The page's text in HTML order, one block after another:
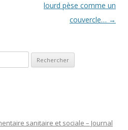
lourd pèse comme un
couvercle… →
sanitaire et sociale – Journal